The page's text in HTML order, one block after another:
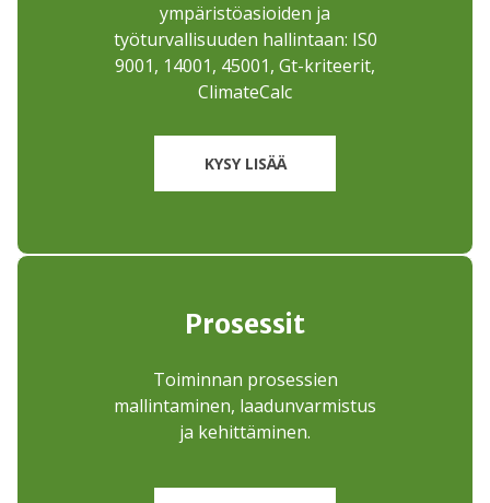
ympäristöasioiden ja
työturvallisuuden hallintaan: IS0
9001, 14001, 45001, Gt-kriteerit,
ClimateCalc
KYSY LISÄÄ
Prosessit
Toiminnan prosessien
mallintaminen, laadunvarmistus
ja kehittäminen.